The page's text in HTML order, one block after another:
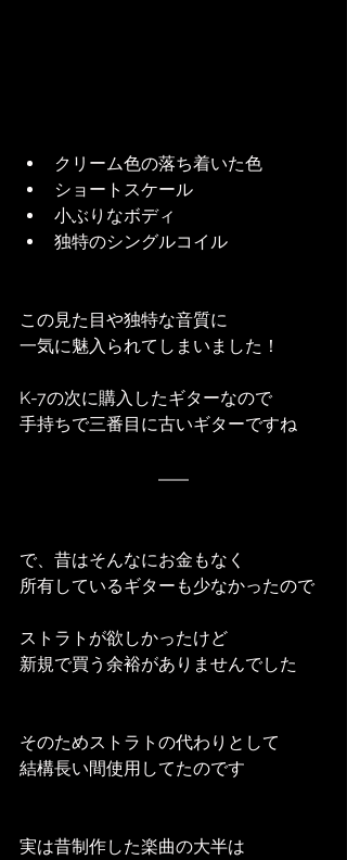
クリーム色の落ち着いた色
ショートスケール
小ぶりなボディ
独特のシングルコイル
この見た目や独特な音質に
一気に魅入られてしまいました！
K-7の次に購入したギターなので
手持ちで三番目に古いギターですね
で、昔はそんなにお金もなく
所有しているギターも少なかったので
ストラトが欲しかったけど
新規で買う余裕がありませんでした
そのためストラトの代わりとして
結構長い間使用してたのです
実は昔制作した楽曲の大半は